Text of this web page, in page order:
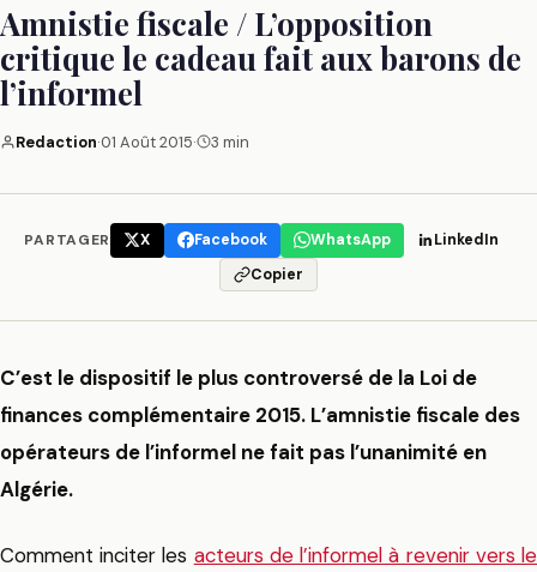
Amnistie fiscale / L’opposition
critique le cadeau fait aux barons de
l’informel
Redaction·01 Août 2015· 3 min
PARTAGER X Facebook WhatsApp
LinkedIn
Copier
C’est le dispositif le plus controversé de la Loi de
finances complémentaire 2015. L’amnistie fiscale des
opérateurs de l’informel ne fait pas l’unanimité en
Algérie.
Comment inciter les acteurs de l’informel à revenir vers le